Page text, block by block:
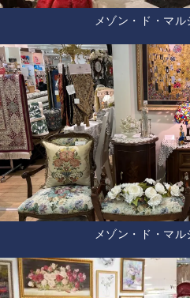
メゾン・ド・マ
メゾン・ド・マ